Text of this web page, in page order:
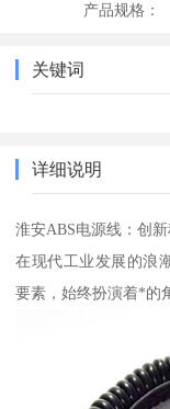
产品规格：
关键词
详细说明
淮安ABS电源线：创
在现代工业发展的浪
要素，始终扮演着*的